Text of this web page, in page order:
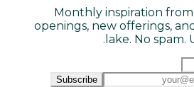
Monthly inspiration
openings, new offerings,
lake. No spam.
Subscribe